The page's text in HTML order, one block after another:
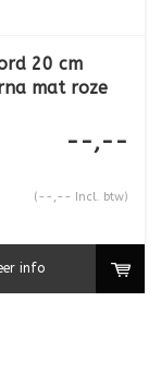
20 cm
mat roze
--,--
(--,-- Incl. btw)
info